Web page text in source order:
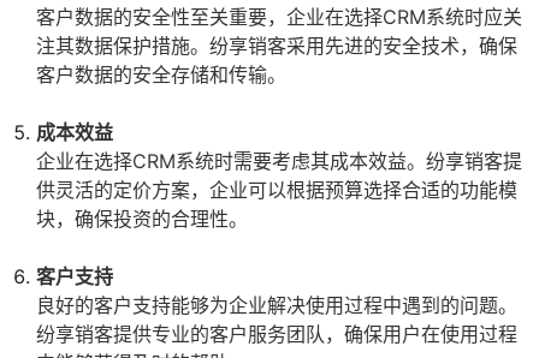
客户数据的安全性至关重要，企业在选择CRM系统时应关
注其数据保护措施。纷享销客采用先进的安全技术，确保
客户数据的安全存储和传输。
成本效益
企业在选择CRM系统时需要考虑其成本效益。纷享销客提
供灵活的定价方案，企业可以根据预算选择合适的功能模
块，确保投资的合理性。
客户支持
良好的客户支持能够为企业解决使用过程中遇到的问题。
纷享销客提供专业的客户服务团队，确保用户在使用过程